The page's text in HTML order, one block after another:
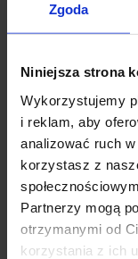
Zgoda
Niniejsza strona
Wykorzystujemy
i reklam, aby
analizować ruch
korzystasz z
Partnerzy mogą
otrzymanymi od
korzystania z ich
Wolf
Warsaw,
Number of
work stations:
1092